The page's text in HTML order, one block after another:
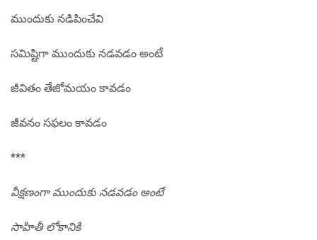
ముందుకు నడిపించేవి
సమిష్టిగా ముందుకు నడవడం అంటే
జీవితం తేజోమయం కావడం
జీవనం సఫలం కావడం
***
వీక్షణంగా ముందుకు నడవడం అంటే
సాహితీ లోకానికి